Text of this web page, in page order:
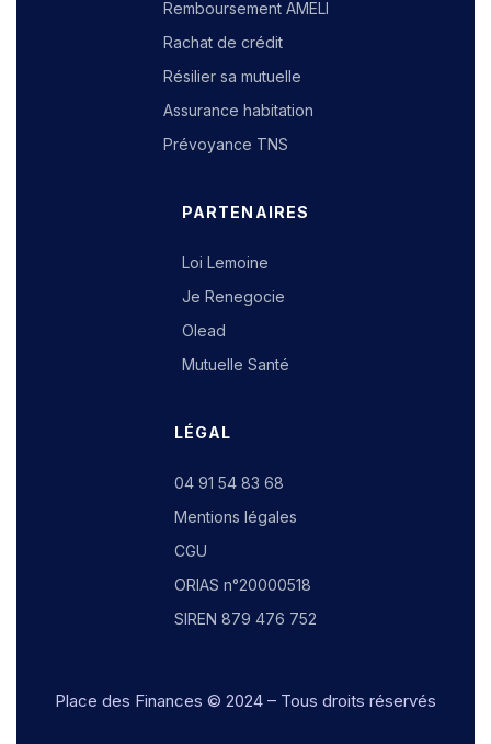
Remboursement AMELI
Rachat de crédit
Résilier sa mutuelle
Assurance habitation
Prévoyance TNS
PARTENAIRES
Loi Lemoine
Je Renegocie
Olead
Mutuelle Santé
LÉGAL
04 91 54 83 68
Mentions légales
CGU
ORIAS n°20000518
SIREN 879 476 752
Place des Finances © 2024 – Tous droits réservés